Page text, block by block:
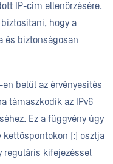
IP-cím ellenőrzésére.
hogy a
és biztonságosan
belül az érvényesítés
támaszkodik az IPv6
Ez a függvény úgy
(:) osztja
reguláris kifejezéssel